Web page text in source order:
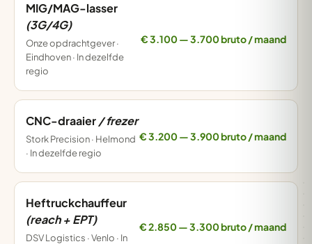
MIG/MAG-lasser
(3G/4G)
Onze opdrachtgever ·
Eindhoven · In dezelfde
regio
€ 3.100 — 3.700 bruto / maand
CNC-draaier / frezer
Stork Precision · Helmond
· In dezelfde regio
€ 3.200 — 3.900 bruto / maand
Heftruckchauffeur
(reach + EPT)
DSV Logistics · Venlo · In
€ 2.850 — 3.300 bruto / maand